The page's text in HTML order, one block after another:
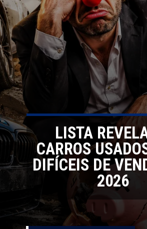
LISTA
CARROS
DIFÍCEIS DE
2026